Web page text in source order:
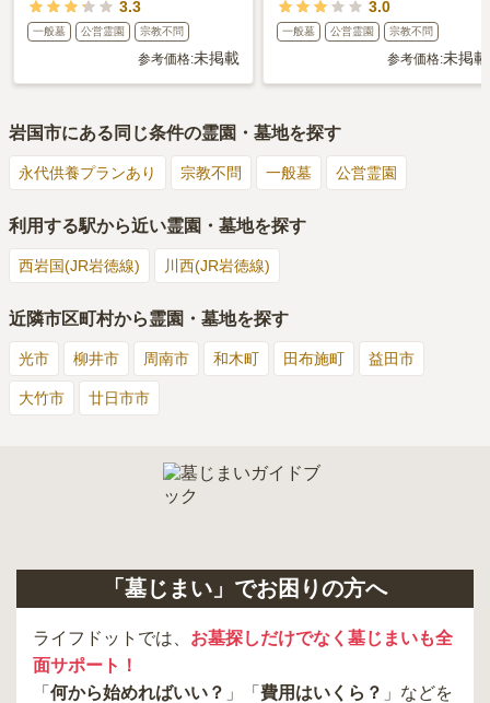
3.3
一般墓 公営霊園 宗教不問
参考価格:未掲載
3.0
一般墓 公営霊園 宗教不問
参考価格:未掲載
岩国市にある同じ条件の霊園・墓地を探す
永代供養プランあり 宗教不問 一般墓 公営霊園
利用する駅から近い霊園・墓地を探す
西岩国(JR岩徳線) 川西(JR岩徳線)
近隣市区町村から霊園・墓地を探す
光市 柳井市 周南市 和木町 田布施町 益田市
大竹市 廿日市市
「墓じまい」でお困りの方へ
ライフドットでは、 お墓探しだけでなく墓じまいも全
面サポート！
「 何から始めればいい？ 」「 費用はいくら？ 」などを